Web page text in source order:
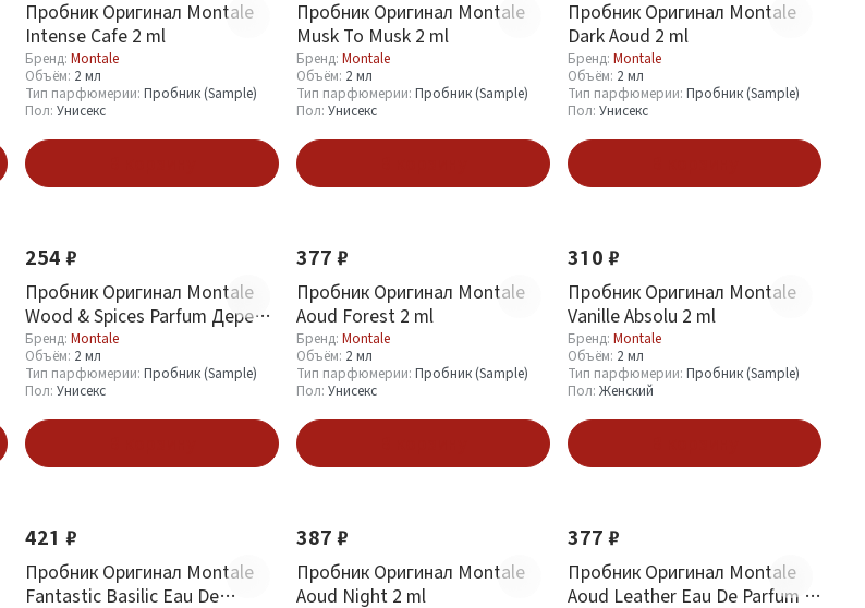
Пробник Оригинал Montale
Intense Cafe 2 ml
Бренд: Montale
Объём: 2 мл
Тип парфюмерии: Пробник (Sample)
Пол: Унисекс
Пробник Оригинал Montale
Musk To Musk 2 ml
Бренд: Montale
Объём: 2 мл
Тип парфюмерии: Пробник (Sample)
Пол: Унисекс
Пробник Оригинал Montale
Dark Aoud 2 ml
Бренд: Montale
Объём: 2 мл
Тип парфюмерии: Пробник (Sample)
Пол: Унисекс
254 ₽
Пробник Оригинал Montale
Wood & Spices Parfum Дерево
И Специи 2 ml
Бренд: Montale
Объём: 2 мл
Тип парфюмерии: Пробник (Sample)
Пол: Унисекс
377 ₽
Пробник Оригинал Montale
Aoud Forest 2 ml
Бренд: Montale
Объём: 2 мл
Тип парфюмерии: Пробник (Sample)
Пол: Унисекс
310 ₽
Пробник Оригинал Montale
Vanille Absolu 2 ml
Бренд: Montale
Объём: 2 мл
Тип парфюмерии: Пробник (Sample)
Пол: Женский
421 ₽
Пробник Оригинал Montale
Fantastic Basilic Eau De
387 ₽
Пробник Оригинал Montale
Aoud Night 2 ml
377 ₽
Пробник Оригинал Montale
Aoud Leather Eau De Parfum 2